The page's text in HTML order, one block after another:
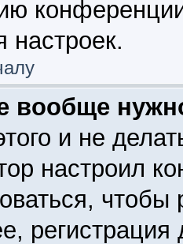
настроек.
вообще
и не
настроил